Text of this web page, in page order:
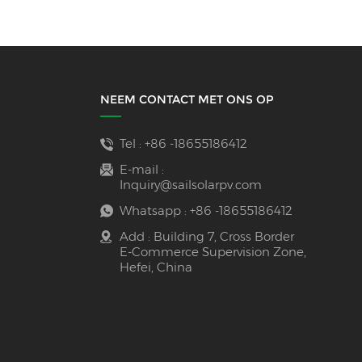
NEEM CONTACT MET ONS OP
Tel : +86 -18655186412
E-mail :
Inquiry@sailsolarpv.com
Whatsapp : +86 -18655186412
Add : Building 7, Cross Border
E-Commerce Supervision Zone,
Hefei, China